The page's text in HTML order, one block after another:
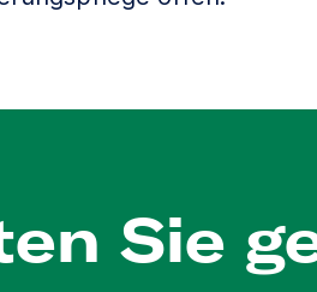
Sie